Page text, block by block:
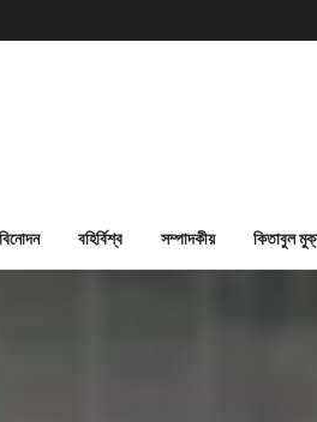
বিনোদন বহির্বিশ্ব সম্পাদকীয় কিতাবুল